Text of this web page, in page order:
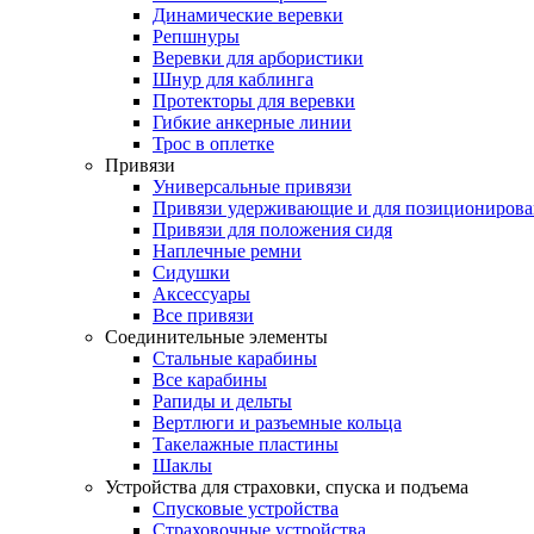
Динамические веревки
Репшнуры
Веревки для арбористики
Шнур для каблинга
Протекторы для веревки
Гибкие анкерные линии
Трос в оплетке
Привязи
Универсальные привязи
Привязи удерживающие и для
Привязи для положения сидя
Наплечные ремни
Сидушки
Аксессуары
Все привязи
Соединительные элементы
Стальные карабины
Все карабины
Рапиды и дельты
Вертлюги и разъемные кольца
Такелажные пластины
Шаклы
Устройства для страховки, спуска и подъема
Спусковые устройства
Страховочные устройства